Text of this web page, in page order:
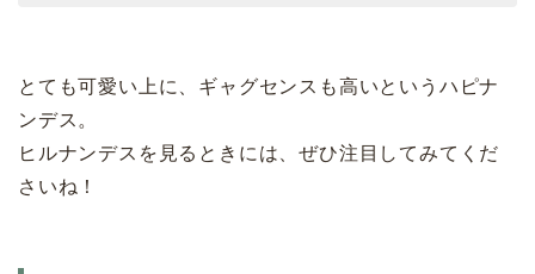
とても可愛い上に、ギャグセンスも高いというハピナ
ンデス。
ヒルナンデスを見るときには、ぜひ注目してみてくだ
さいね！